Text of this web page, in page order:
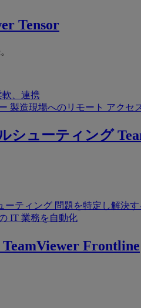
Tensor
軟、連携
製造現場へのリモート アクセ
シューティング
ーティング 問題を特定し解決す
IT 業務を自動化
TeamViewer Frontline